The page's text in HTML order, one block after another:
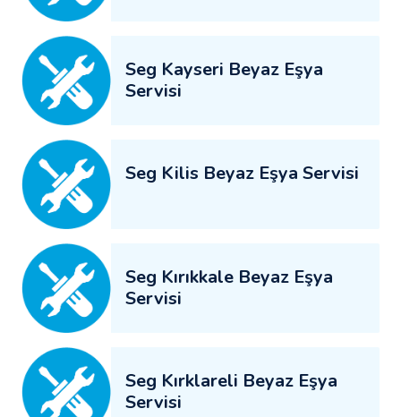
Seg Kayseri Beyaz Eşya
Servisi
Seg Kilis Beyaz Eşya Servisi
Seg Kırıkkale Beyaz Eşya
Servisi
Seg Kırklareli Beyaz Eşya
Servisi